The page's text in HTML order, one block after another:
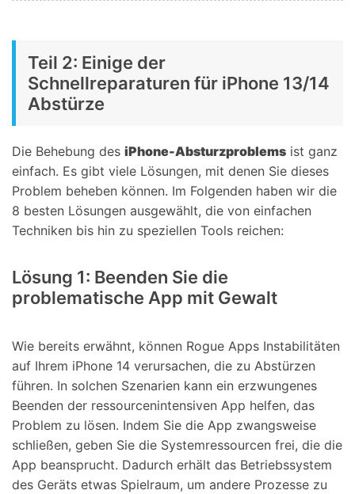
Teil 2: Einige der
Schnellreparaturen für iPhone 13/14
Abstürze
Die Behebung des iPhone-Absturzproblems ist ganz
einfach. Es gibt viele Lösungen, mit denen Sie dieses
Problem beheben können. Im Folgenden haben wir die
8 besten Lösungen ausgewählt, die von einfachen
Techniken bis hin zu speziellen Tools reichen:
Lösung 1: Beenden Sie die
problematische App mit Gewalt
Wie bereits erwähnt, können Rogue Apps Instabilitäten
auf Ihrem iPhone 14 verursachen, die zu Abstürzen
führen. In solchen Szenarien kann ein erzwungenes
Beenden der ressourcenintensiven App helfen, das
Problem zu lösen. Indem Sie die App zwangsweise
schließen, geben Sie die Systemressourcen frei, die die
App beansprucht. Dadurch erhält das Betriebssystem
des Geräts etwas Spielraum, um andere Prozesse zu